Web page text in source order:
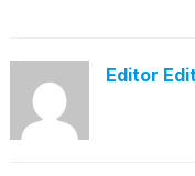
Editor